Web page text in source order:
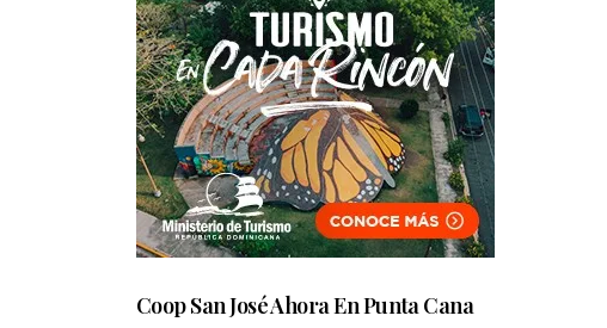
Coop San José Ahora En Punta Cana